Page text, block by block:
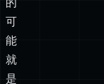
是
secret
keys